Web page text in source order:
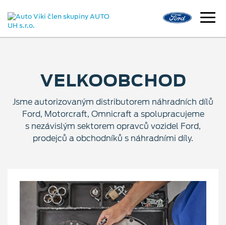
VELKOOBCHOD
Jsme autorizovaným distributorem náhradních dílů
Ford, Motorcraft, Omnicraft a spolupracujeme
s nezávislým sektorem opravců vozidel Ford,
prodejců a obchodníků s náhradními díly.